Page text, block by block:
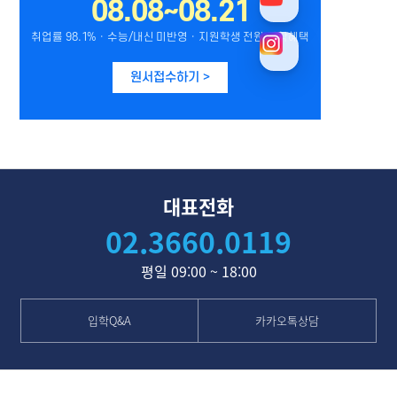
대표전화
02.3660.0119
평일 09:00 ~ 18:00
입학Q&A 카카오톡상담